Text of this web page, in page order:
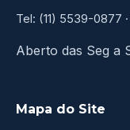
Tel: (11) 5539-0877
Aberto das Seg a
Mapa do Site